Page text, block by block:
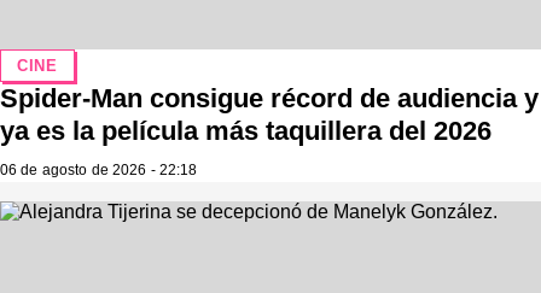
CINE
Spider-Man consigue récord de audiencia y
ya es la película más taquillera del 2026
06 de agosto de 2026 - 22:18